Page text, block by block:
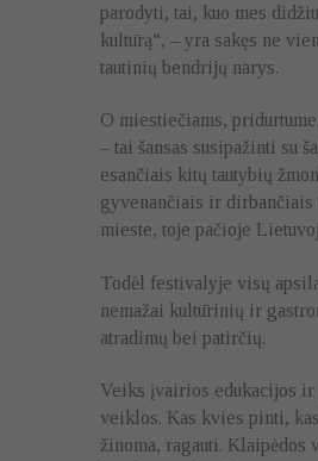
parodyti, tai, kuo mes
kultūrą“, – yra sakęs ne
tautinių bendrijų narys.
O miestiečiams,
– tai šansas susipažinti su
esančiais kitų tautybių
gyvenančiais ir dirbančiais
mieste, toje pačioje
Todėl festivalyje visų
nemažai kultūrinių ir
atradimų bei patirčių.
Veiks įvairios edukacijos ir
veiklos. Kas kvies pinti,
žinoma, ragauti. Klaipėdos